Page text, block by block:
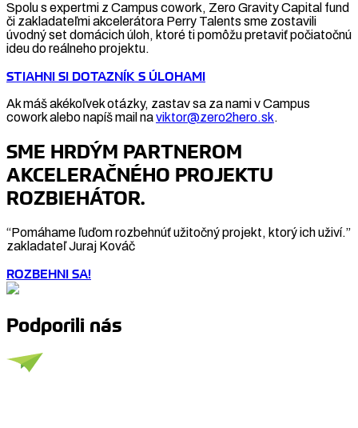
Spolu s expertmi z Campus cowork, Zero Gravity Capital fund
či zakladateľmi akcelerátora Perry Talents sme zostavili
úvodný set domácich úloh, ktoré ti pomôžu pretaviť počiatočnú
ideu do reálneho projektu.
STIAHNI SI DOTAZNÍK S ÚLOHAMI
Ak máš akékoľvek otázky, zastav sa za nami v Campus
cowork alebo napíš mail naviktor@zero2hero.sk.
SME HRDÝM PARTNEROM
AKCELERAČNÉHO PROJEKTU
ROZBIEHÁTOR.
“Pomáhame ľuďom rozbehnúť užitočný projekt, ktorý ich uživí.”
zakladateľ Juraj Kováč
ROZBEHNI SA!
Podporili nás